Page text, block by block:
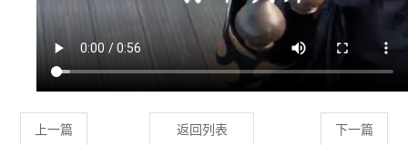
上一篇 返回列表 下一篇